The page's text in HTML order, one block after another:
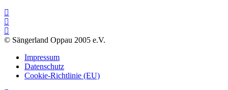
© Sängerland Oppau 2005 e.V.
Impressum
Datenschutz
Cookie-Richtlinie (EU)